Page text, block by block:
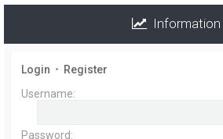
Information
Login • Register
Username:
Password: